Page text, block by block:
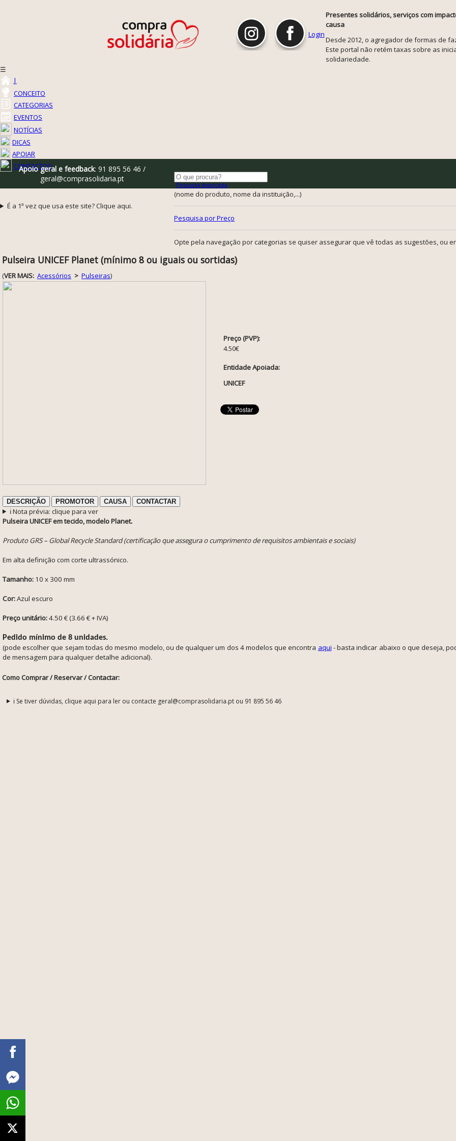
Login
Presentes solidários, serviços com
causa
Desde 2012, o agregador de formas de
Este portal não retém taxas sobre as
solidariedade.
☰
|
CONCEITO
CATEGORIAS
EVENTOS
NOTÍCIAS
DICAS
APOIAR
CONTACTOS
Pesquisa Avançada
(nome do produto, nome da instituição,...)
Pesquisa por Preço
Opte pela navegação por categorias se quiser assegurar que vê todas as sugestões, ou
Apoio geral e feedback: 91 895 56 46 /
geral@comprasolidaria.pt
É a 1ª vez que usa este site? Clique aqui.
Pulseira UNICEF Planet (mínimo 8 ou iguais ou sortidas)
(VER MAIS: Acessórios > Pulseiras)
Preço (PVP):
4.50€
Entidade Apoiada:
UNICEF
DESCRIÇÃO PROMOTOR CAUSA CONTACTAR
ℹ️ Nota prévia: clique para ver
Pulseira UNICEF em tecido, modelo Planet.
Produto GRS – Global Recycle Standard (certificação queassegura o cumprimento de requisitos ambientais e sociais)
Em alta definição com corte ultrassónico.
Tamanho: 10 x 300 mm
Cor:Azul escuro
Preço unitário:4.50 € (3.66 € + IVA)
Pedido mínimo de 8 unidades.
(pode escolher que sejam todas do mesmo modelo, ou de qualquer um dos 4 modelos que encontra aqui - basta indicar abaixo o que deseja,
de mensagem para qualquer detalhe adicional).
Como Comprar / Reservar / Contactar:
ℹ️ Se tiver dúvidas, clique aqui para ler ou contacte geral@comprasolidaria.pt ou 91 895 56 46